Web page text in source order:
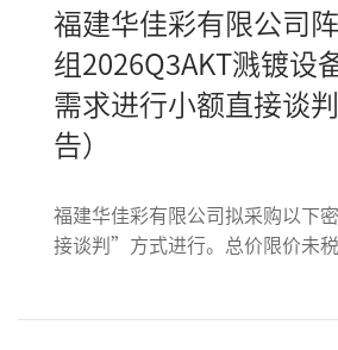
福建华佳彩有限公司
组2026Q3AKT溅镀设
需求进行小额直接谈
告）
福建华佳彩有限公司拟采购以下
接谈判”方式进行。总价限价未